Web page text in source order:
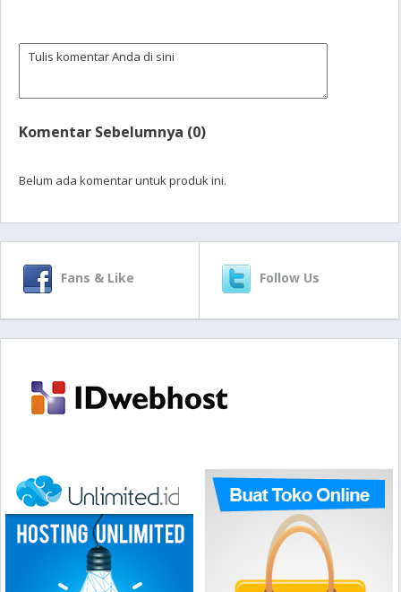
Komentar Sebelumnya (0)
Belum ada komentar untuk produk ini.
Fans & Like Follow Us